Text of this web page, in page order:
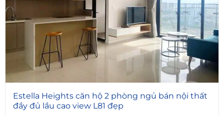
5
Estella Heights căn hộ 2 phòng ngủ bán nội thất
đầy đủ lầu cao view L81 đẹp